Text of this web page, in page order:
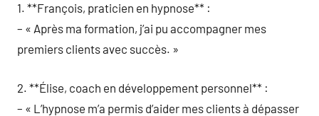
1. **François, praticien en hypnose** :
– « Après ma formation, j’ai pu accompagner mes
premiers clients avec succès. »
2. **Élise, coach en développement personnel** :
– « L’hypnose m’a permis d’aider mes clients à dépasser